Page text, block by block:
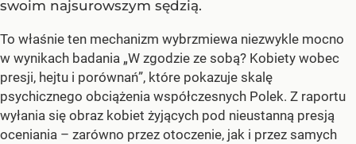
swoim najsurowszym sędzią.
To właśnie ten mechanizm wybrzmiewa niezwykle mocno
w wynikach badania „W zgodzie ze sobą? Kobiety wobec
presji, hejtu i porównań”, które pokazuje skalę
psychicznego obciążenia współczesnych Polek. Z raportu
wyłania się obraz kobiet żyjących pod nieustanną presją
oceniania – zarówno przez otoczenie, jak i przez samych